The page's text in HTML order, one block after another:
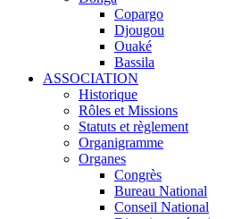
Copargo
Djougou
Ouaké
Bassila
ASSOCIATION
Historique
Rôles et Missions
Statuts et règlement
Organigramme
Organes
Congrès
Bureau National
Conseil National